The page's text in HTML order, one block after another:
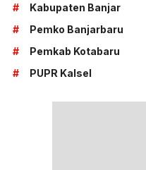
#
Kabupaten Banjar
#
Pemko Banjarbaru
#
Pemkab Kotabaru
#
PUPR Kalsel